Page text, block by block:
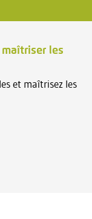
les
et maîtrisez les